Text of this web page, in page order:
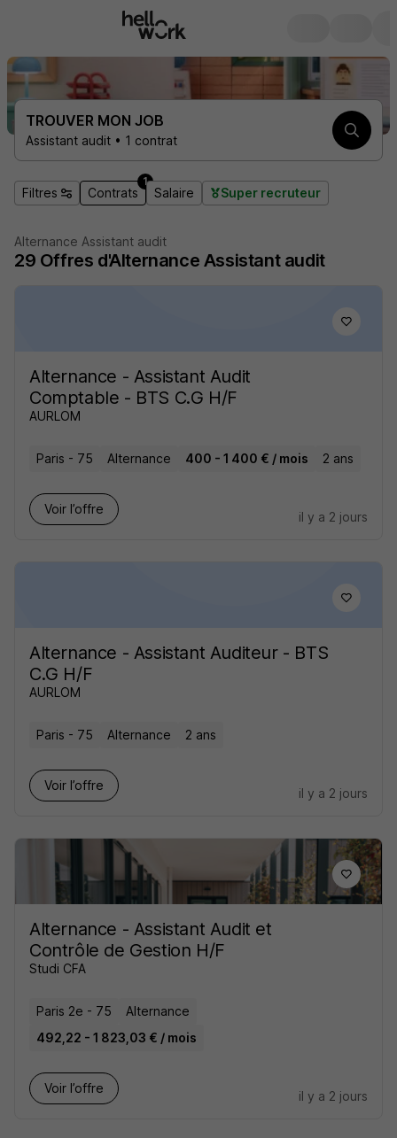
TROUVER MON JOB
Assistant audit • 1 contrat
Filtres Contrats
1
Salaire Super recruteur
Alternance Assistant audit
29 Offres d'Alternance Assistant audit
Alternance - Assistant Audit
Comptable - BTS C.G H/F
AURLOM
Paris - 75 Alternance 400 - 1 400 € / mois 2 ans
Voir l’offre
il y a 2 jours
Alternance - Assistant Auditeur - BTS
C.G H/F
AURLOM
Paris - 75 Alternance 2 ans
Voir l’offre
il y a 2 jours
Alternance - Assistant Audit et
Contrôle de Gestion H/F
Studi CFA
Paris 2e - 75
Alternance
492,22 - 1 823,03 € / mois
Voir l’offre
il y a 2 jours